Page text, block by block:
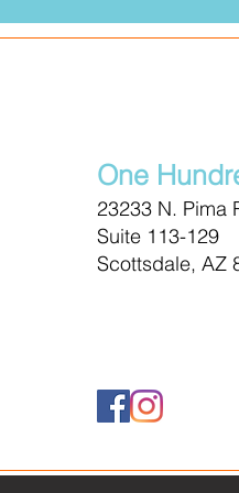
One
23233 N. Pima
Suite 113-129
Scottsdale, AZ